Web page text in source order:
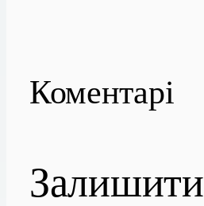
Коментарі
Залишити